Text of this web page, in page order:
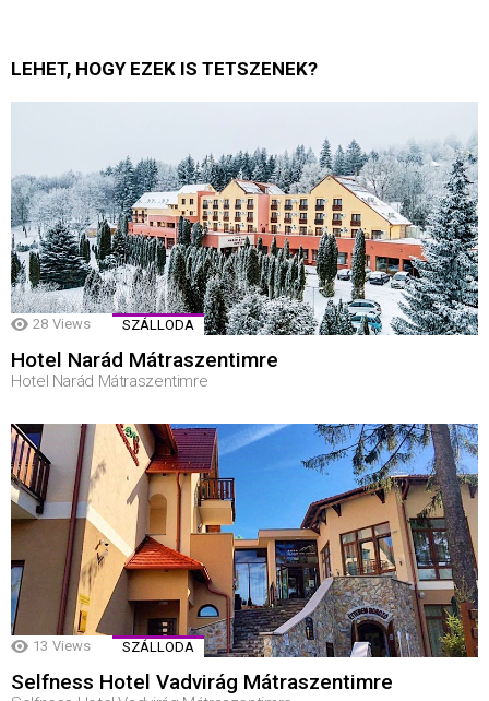
LEHET, HOGY EZEK IS TETSZENEK?
28 Views SZÁLLODA
Hotel Narád Mátraszentimre
Hotel Narád Mátraszentimre
13 Views SZÁLLODA
Selfness Hotel Vadvirág Mátraszentimre